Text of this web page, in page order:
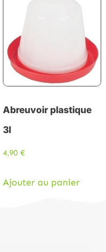
Abreuvoir plastique
3l
4,90 €
Ajouter au panier